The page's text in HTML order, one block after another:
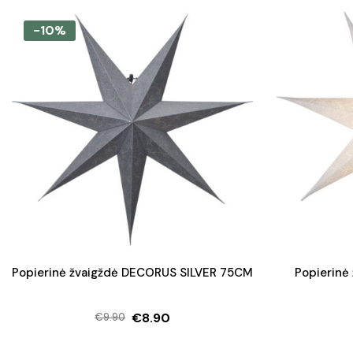
€17.20.
€12.90.
-10%
Popierinė žvaigždė DECORUS SILVER 75CM
€9.90
Original
€8.90
Current
Popierinė